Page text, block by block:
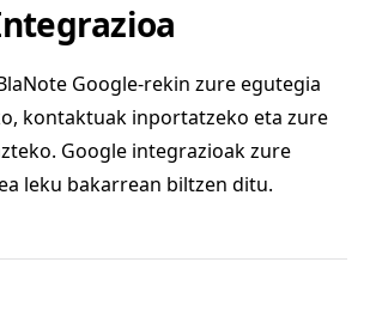
Google-rekin zure egutegia
kontaktuak inportatzeko eta zure
Google integrazioak zure
leku bakarrean biltzen ditu.